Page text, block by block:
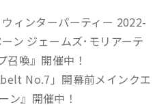
ィンターパーティー 2022-
ン ジェームズ･モリアーテ
召喚』開催中！
No.7」開幕前メインクエ
ン』開催中！